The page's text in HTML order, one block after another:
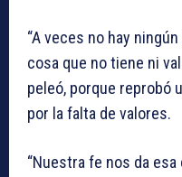
“A veces no hay
cosa que no tiene ni
peleó, porque reprobó
por la falta de valores.
“Nuestra fe nos da